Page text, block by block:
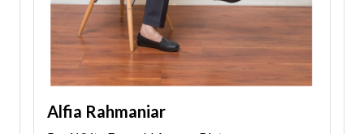
Alfia Rahmaniar